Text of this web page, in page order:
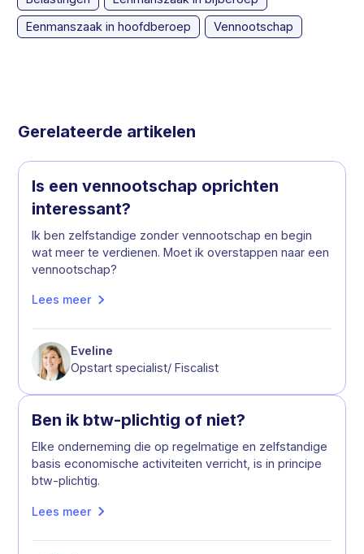
Eenmanszaak in hoofdberoep
Vennootschap
Gerelateerde artikelen
Is een vennootschap oprichten
interessant?
Ik ben zelfstandige zonder vennootschap en begin
wat meer te verdienen. Moet ik overstappen naar een
vennootschap?
Lees meer
Eveline
Opstart specialist/ Fiscalist
Ben ik btw-plichtig of niet?
Elke onderneming die op regelmatige en zelfstandige
basis economische activiteiten verricht, is in principe
btw-plichtig.
Lees meer